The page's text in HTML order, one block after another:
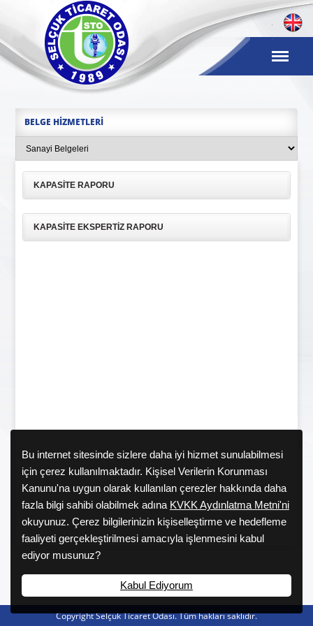
BELGE HIZMETLERI
KAPASITE RAPORU
KAPASITE EKSPERTIZ RAPORU
Copyright Selçuk Ticaret Odası. Tüm hakları saklıdır.
Bu internet sitesinde sizlere daha iyi hizmet sunulabilmesi
için çerez kullanılmaktadır. Kişisel Verilerin Korunması
Kanunu'na uygun olarak kullanılan çerezler hakkında daha
fazla bilgi sahibi olabilmek adına KVKK Aydınlatma Metni'ni
okuyunuz. Çerez bilgilerinizin kişiselleştirme ve hedefleme
faaliyeti gerçekleştirilmesi amacıyla işlenmesini kabul
ediyor musunuz?
Kabul Ediyorum